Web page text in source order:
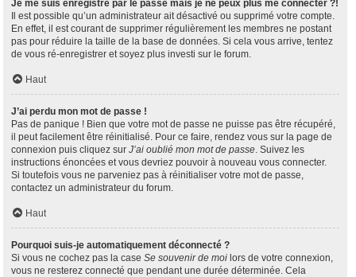
Je me suis enregistré par le passé mais je ne peux plus me connecter ?!
Il est possible qu’un administrateur ait désactivé ou supprimé votre compte.
En effet, il est courant de supprimer régulièrement les membres ne postant
pas pour réduire la taille de la base de données. Si cela vous arrive, tentez
de vous ré-enregistrer et soyez plus investi sur le forum.
Haut
J’ai perdu mon mot de passe !
Pas de panique ! Bien que votre mot de passe ne puisse pas être récupéré,
il peut facilement être réinitialisé. Pour ce faire, rendez vous sur la page de
connexion puis cliquez sur J’ai oublié mon mot de passe. Suivez les
instructions énoncées et vous devriez pouvoir à nouveau vous connecter.
Si toutefois vous ne parveniez pas à réinitialiser votre mot de passe,
contactez un administrateur du forum.
Haut
Pourquoi suis-je automatiquement déconnecté ?
Si vous ne cochez pas la case Se souvenir de moi lors de votre connexion,
vous ne resterez connecté que pendant une durée déterminée. Cela